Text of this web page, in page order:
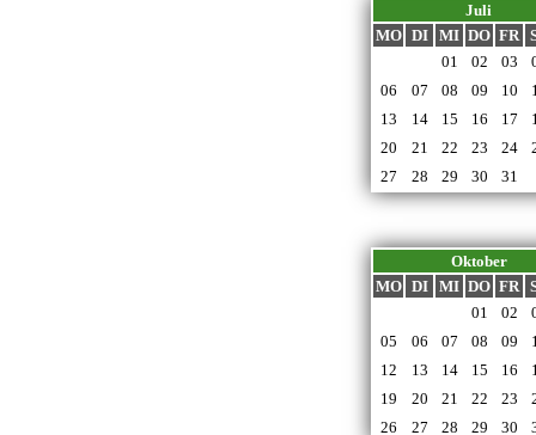
Juli
MO DI MI DO FR
01 02 03
06
07 08 09 10
13
14 15 16 17
20
21 22 23 24
27
28 29 30 31
Oktober
MO DI MI DO FR
01 02
05
06 07 08 09
12
13 14 15 16
19
20 21 22 23
26
27 28 29 30